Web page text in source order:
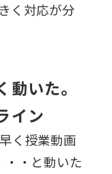
く対応が分
いた。
イン
く授業動画
・と動いた